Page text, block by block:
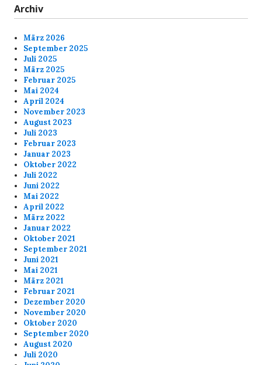
Archiv
März 2026
September 2025
Juli 2025
März 2025
Februar 2025
Mai 2024
April 2024
November 2023
August 2023
Juli 2023
Februar 2023
Januar 2023
Oktober 2022
Juli 2022
Juni 2022
Mai 2022
April 2022
März 2022
Januar 2022
Oktober 2021
September 2021
Juni 2021
Mai 2021
März 2021
Februar 2021
Dezember 2020
November 2020
Oktober 2020
September 2020
August 2020
Juli 2020